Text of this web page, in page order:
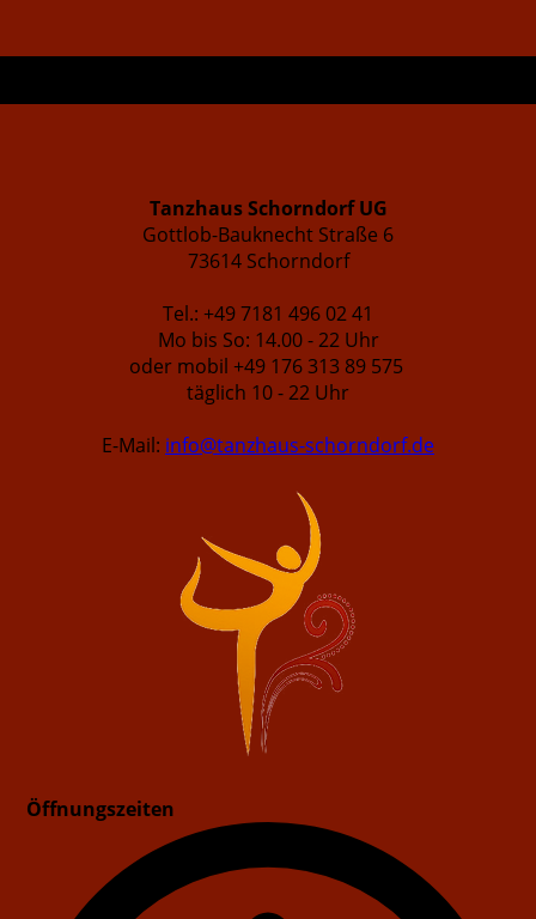
Tanzhaus Schorndorf UG
Gottlob-Bauknecht Straße 6
73614 Schorndorf
Tel.: +49 7181 496 02 41
Mo bis So: 14.00 - 22 Uhr
oder mobil +49 176 313 89 575
täglich 10 - 22 Uhr
E-Mail: info@tanzhaus-schorndorf.de
Öffnungszeiten